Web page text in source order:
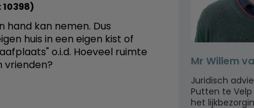
hand kan nemen. Dus
huis in een eigen kist of
o.i.d. Hoeveel ruimte
vrienden?
Mr Willem
Juridisch
Putten te
het